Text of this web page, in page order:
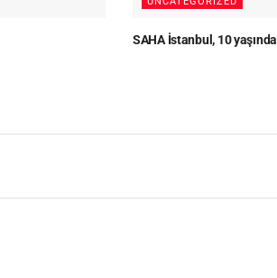
SAHA İstanbul, 10 yaşında